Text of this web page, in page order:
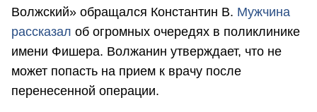
Волжский» обращался Константин В. Мужчина
рассказал об огромных очередях в поликлинике
имени Фишера. Волжанин утверждает, что не
может попасть на прием к врачу после
перенесенной операции.